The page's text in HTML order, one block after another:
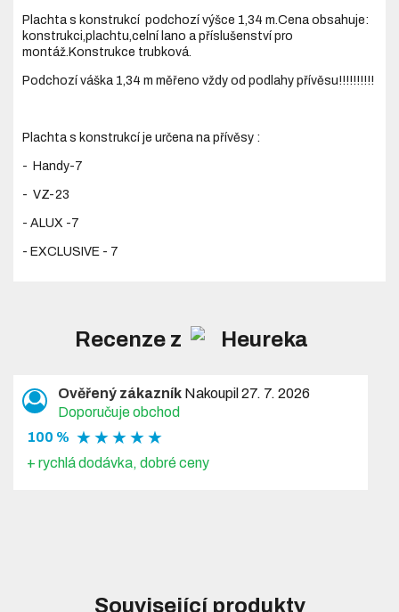
Plachta s konstrukcí podchozí výšce 1,34 m.Cena obsahuje:
konstrukci,plachtu,celní lano a příslušenství pro
montáž.Konstrukce trubková.
Podchozí váška 1,34 m měřeno vždy od podlahy přívěsu!!!!!!!!!!
Plachta s konstrukcí je určena na přívěsy :
- Handy-7
- VZ-23
- ALUX -7
- EXCLUSIVE - 7
Recenze z
Ověřený zákazník Nakoupil 27. 7. 2026
Doporučuje obchod
100 % ★ ★ ★ ★ ★
+ rychlá dodávka, dobré ceny
Související produkty